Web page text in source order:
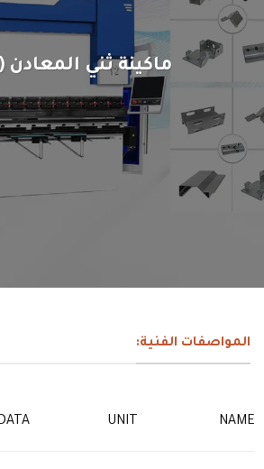
ماكينة ثني المعادن
المواصفات الفنية:
NAME
UNIT